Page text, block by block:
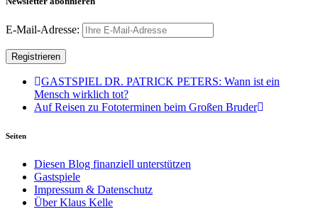
E-Mail-Adresse:
GASTSPIEL DR. PATRICK PETERS: Wann ist ein
Mensch wirklich tot?
Auf Reisen zu Fototerminen beim Großen Bruder
Seiten
Diesen Blog finanziell unterstützen
Gastspiele
Impressum & Datenschutz
Über Klaus Kelle